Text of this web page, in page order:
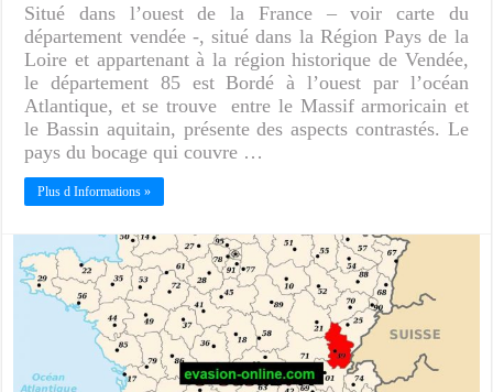
Situé dans l’ouest de la France – voir carte du
département vendée -, situé dans la Région Pays de la
Loire et appartenant à la région historique de Vendée,
le département 85 est Bordé à l’ouest par l’océan
Atlantique, et se trouve entre le Massif armoricain et
le Bassin aquitain, présente des aspects contrastés. Le
pays du bocage qui couvre …
Plus d Informations »